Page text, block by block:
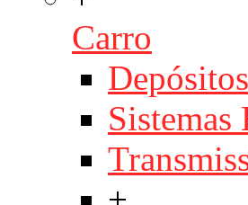
Carro
Sistemas